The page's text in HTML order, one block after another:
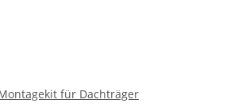
für Dachträger